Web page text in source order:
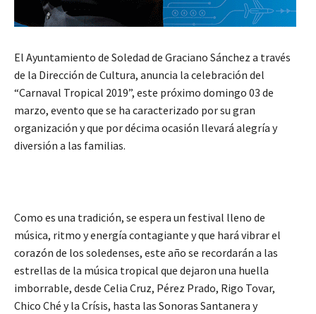
El Ayuntamiento de Soledad de Graciano Sánchez a través
de la Dirección de Cultura, anuncia la celebración del
“Carnaval Tropical 2019”, este próximo domingo 03 de
marzo, evento que se ha caracterizado por su gran
organización y que por décima ocasión llevará alegría y
diversión a las familias.
Como es una tradición, se espera un festival lleno de
música, ritmo y energía contagiante y que hará vibrar el
corazón de los soledenses, este año se recordarán a las
estrellas de la música tropical que dejaron una huella
imborrable, desde Celia Cruz, Pérez Prado, Rigo Tovar,
Chico Ché y la Crísis, hasta las Sonoras Santanera y